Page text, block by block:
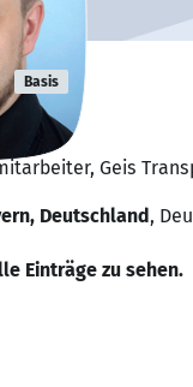
Basis
Geis
Deutschland,
Einträge zu sehen.